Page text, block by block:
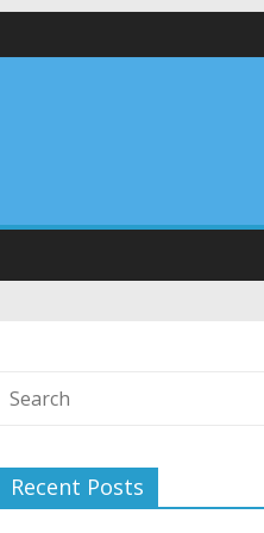
Recent Posts